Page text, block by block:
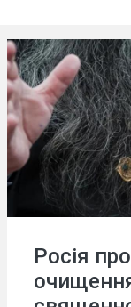
Росія